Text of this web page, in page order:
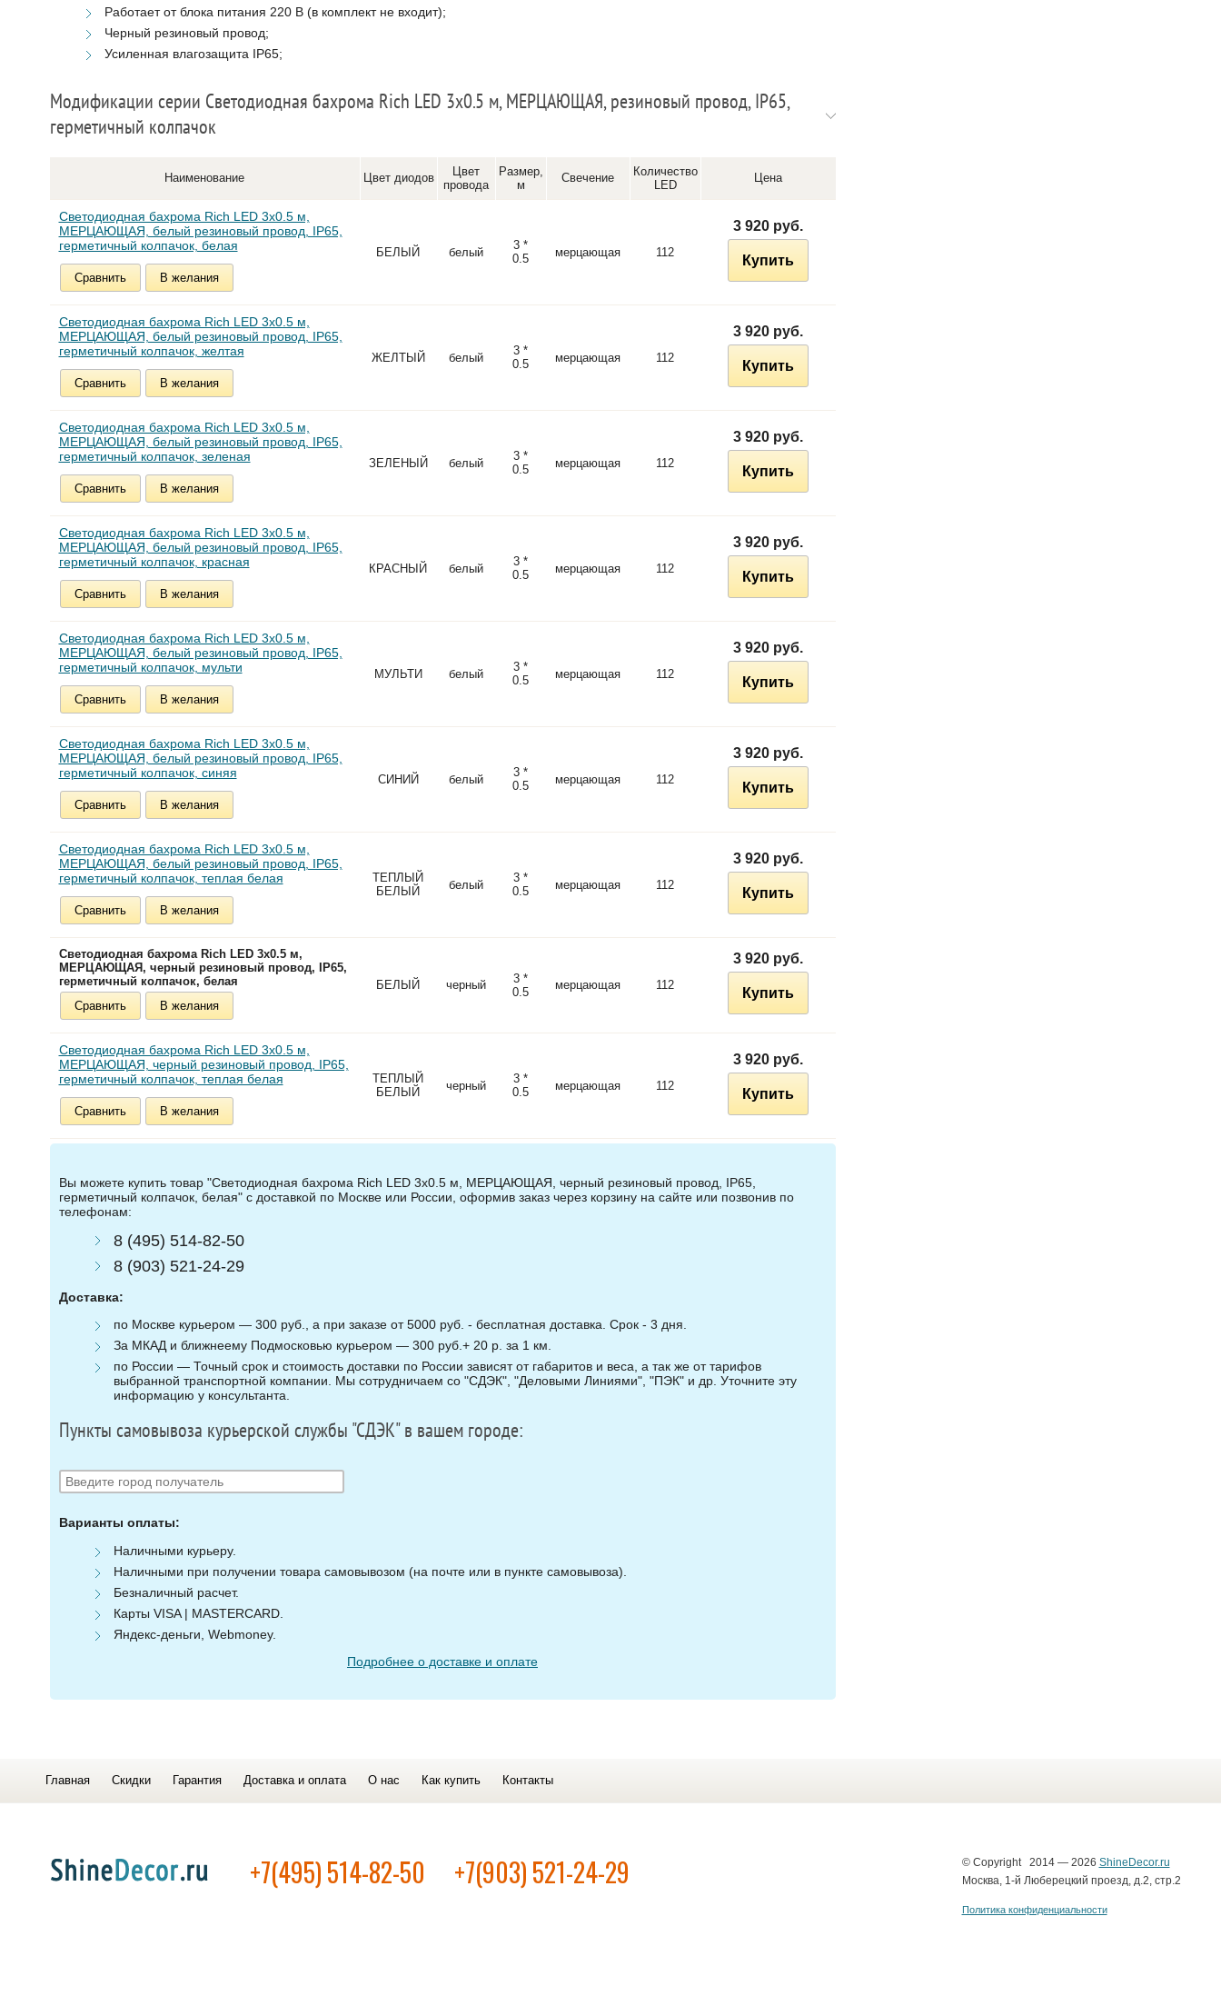
Работает от блока питания 220 В (в комплект не входит);
Черный резиновый провод;
Усиленная влагозащита IP65;
Модификации серии Светодиодная бахрома Rich LED 3х0.5 м, МЕРЦАЮЩАЯ, резиновый провод, IP65,
герметичный колпачок
Наименование Цвет диодов
Цвет
провода
Размер,
м
Свечение
Количество
LED
Цена
Светодиодная бахрома Rich LED 3х0.5 м,
МЕРЦАЮЩАЯ, белый резиновый провод, IP65,
герметичный колпачок, белая
Сравнить В желания
БЕЛЫЙ белый
3 *
0.5
мерцающая 112
3 920 руб.
Купить
Светодиодная бахрома Rich LED 3х0.5 м,
МЕРЦАЮЩАЯ, белый резиновый провод, IP65,
герметичный колпачок, желтая
Сравнить В желания
ЖЕЛТЫЙ белый
3 *
0.5
мерцающая 112
3 920 руб.
Купить
Светодиодная бахрома Rich LED 3х0.5 м,
МЕРЦАЮЩАЯ, белый резиновый провод, IP65,
герметичный колпачок, зеленая
Сравнить В желания
ЗЕЛЕНЫЙ белый
3 *
0.5
мерцающая 112
3 920 руб.
Купить
Светодиодная бахрома Rich LED 3х0.5 м,
МЕРЦАЮЩАЯ, белый резиновый провод, IP65,
герметичный колпачок, красная
Сравнить В желания
КРАСНЫЙ белый
3 *
0.5
мерцающая 112
3 920 руб.
Купить
Светодиодная бахрома Rich LED 3х0.5 м,
МЕРЦАЮЩАЯ, белый резиновый провод, IP65,
герметичный колпачок, мульти
Сравнить В желания
МУЛЬТИ белый
3 *
0.5
мерцающая 112
3 920 руб.
Купить
Светодиодная бахрома Rich LED 3х0.5 м,
МЕРЦАЮЩАЯ, белый резиновый провод, IP65,
герметичный колпачок, синяя
Сравнить В желания
СИНИЙ белый
3 *
0.5
мерцающая 112
3 920 руб.
Купить
Светодиодная бахрома Rich LED 3х0.5 м,
МЕРЦАЮЩАЯ, белый резиновый провод, IP65,
герметичный колпачок, теплая белая
Сравнить В желания
ТЕПЛЫЙ
БЕЛЫЙ
белый
3 *
0.5
мерцающая 112
3 920 руб.
Купить
Светодиодная бахрома Rich LED 3х0.5 м,
МЕРЦАЮЩАЯ, черный резиновый провод, IP65,
герметичный колпачок, белая
Сравнить
В желания
БЕЛЫЙ черный
3 *
0.5
мерцающая 112
3 920 руб.
Купить
Светодиодная бахрома Rich LED 3х0.5 м,
МЕРЦАЮЩАЯ, черный резиновый провод, IP65,
герметичный колпачок, теплая белая
Сравнить В желания
ТЕПЛЫЙ
БЕЛЫЙ
черный
3 *
0.5
мерцающая 112
3 920 руб.
Купить
Вы можете купить товар "Светодиодная бахрома Rich LED 3х0.5 м, МЕРЦАЮЩАЯ, черный резиновый провод, IP65,
герметичный колпачок, белая" с доставкой по Москве или России, оформив заказ через корзину на сайте или позвонив по
телефонам:
8 (495) 514-82-50
8 (903) 521-24-29
Доставка:
по Москве курьером — 300 руб., а при заказе от 5000 руб. - бесплатная доставка. Срок - 3 дня.
За МКАД и ближнеему Подмосковью курьером — 300 руб.+ 20 р. за 1 км.
по России — Точный срок и стоимость доставки по России зависят от габаритов и веса, а так же от тарифов
выбранной транспортной компании. Мы сотрудничаем со "СДЭК", "Деловыми Линиями", "ПЭК" и др. Уточните эту
информацию у консультанта.
Пункты самовывоза курьерской службы "СДЭК" в вашем городе:
Варианты оплаты:
Наличными курьеру.
Наличными при получении товара самовывозом (на почте или в пункте самовывоза).
Безналичный расчет.
Карты VISA | MASTERCARD.
Яндекс-деньги, Webmoney.
Подробнее о доставке и оплате
Главная Скидки Гарантия Доставка и оплата О нас Как купить Контакты
+7(495) 514-82-50 +7(903) 521-24-29 © Copyright 2014 — 2026 ShineDecor.ru
Москва, 1-й Люберецкий проезд, д.2, стр.2
Политика конфиденциальности